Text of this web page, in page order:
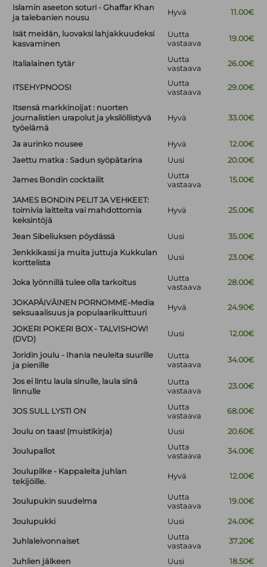
Islamin aseeton soturi - Ghaffar Khan
ja talebanien nousu
Hyvä 11.00€
Isät meidän, luovaksi lahjakkuudeksi
kasvaminen
Uutta
vastaava
19.00€
Italialainen tytär
Uutta
vastaava
26.00€
ITSEHYPNOOSI
Uutta
vastaava
29.00€
Itsensä markkinoijat : nuorten
journalistien urapolut ja yksilöllistyvä
työelämä
Hyvä 33.00€
Ja aurinko nousee Hyvä
12.00€
Jaettu matka : Sadun syöpätarina
Uusi 20.00€
James Bondin cocktailit
Uutta
vastaava
15.00€
JAMES BONDIN PELIT JA VEHKEET:
toimivia laitteita vai mahdottomia
keksintöjä
Hyvä 25.00€
Jean Sibeliuksen pöydässä Uusi
35.00€
Jenkkikassi ja muita juttuja Kukkulan
korttelista
Uusi 23.00€
Joka lyönnillä tulee olla tarkoitus
Uutta
vastaava
28.00€
JOKAPÄIVÄINEN PORNOMME-Media
seksuaalisuus ja populaarikulttuuri
Hyvä 24.90€
JOKERI POKERI BOX - TALVISHOW!
(DVD)
Uusi 12.00€
Joridin joulu - Ihania neuleita suurille
ja pienille
Uutta
vastaava
34.00€
Jos ei lintu laula sinulle, laula sinä
linnulle
Uutta
vastaava
23.00€
JOS SULL LYSTI ON
Uutta
vastaava
68.00€
Joulu on taas! (muistikirja) Uusi 20.60€
Joulupallot
Uutta
vastaava
34.00€
Joulupilke - Kappaleita juhlan
tekijöille.
Hyvä 12.00€
Joulupukin suudelma
Uutta
vastaava
19.00€
Joulupukki Uusi 24.00€
Juhlaleivonnaiset
Uutta
vastaava
37.20€
Juhlien jälkeen Uusi
18.50€